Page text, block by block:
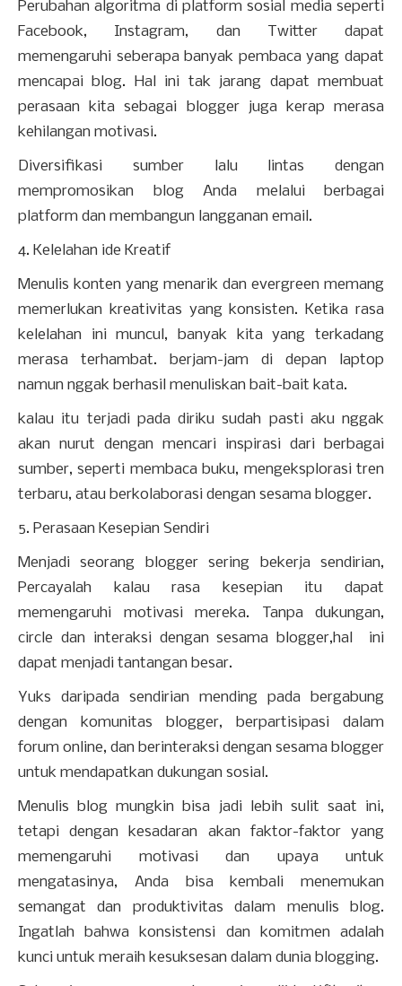
Perubahan algoritma di platform sosial media seperti
Facebook, Instagram, dan Twitter dapat
memengaruhi seberapa banyak pembaca yang dapat
mencapai blog. Hal ini tak jarang dapat membuat
perasaan kita sebagai blogger juga kerap merasa
kehilangan motivasi.
Diversifikasi sumber lalu lintas dengan
mempromosikan blog Anda melalui berbagai
platform dan membangun langganan email.
4. Kelelahan ide Kreatif
Menulis konten yang menarik dan evergreen memang
memerlukan kreativitas yang konsisten. Ketika rasa
kelelahan ini muncul, banyak kita yang terkadang
merasa terhambat. berjam-jam di depan laptop
namun nggak berhasil menuliskan bait-bait kata.
kalau itu terjadi pada diriku sudah pasti aku nggak
akan nurut dengan mencari inspirasi dari berbagai
sumber, seperti membaca buku, mengeksplorasi tren
terbaru, atau berkolaborasi dengan sesama blogger.
5. Perasaan Kesepian Sendiri
Menjadi seorang blogger sering bekerja sendirian,
Percayalah kalau rasa kesepian itu dapat
memengaruhi motivasi mereka. Tanpa dukungan,
circle dan interaksi dengan sesama blogger,hal ini
dapat menjadi tantangan besar.
Yuks daripada sendirian mending pada bergabung
dengan komunitas blogger, berpartisipasi dalam
forum online, dan berinteraksi dengan sesama blogger
untuk mendapatkan dukungan sosial.
Menulis blog mungkin bisa jadi lebih sulit saat ini,
tetapi dengan kesadaran akan faktor-faktor yang
memengaruhi motivasi dan upaya untuk
mengatasinya, Anda bisa kembali menemukan
semangat dan produktivitas dalam menulis blog.
Ingatlah bahwa konsistensi dan komitmen adalah
kunci untuk meraih kesuksesan dalam dunia blogging.